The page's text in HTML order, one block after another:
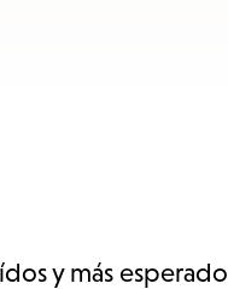
y más